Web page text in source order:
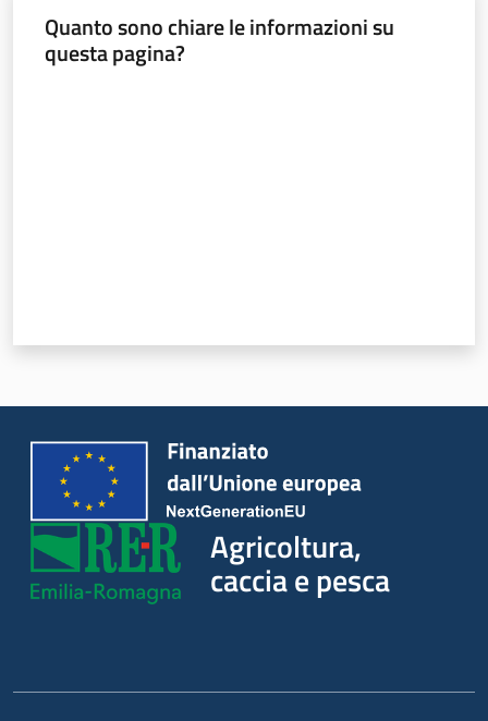
Export
Agricoltura,
Quanto sono chiare le informazioni su
questa pagina?
Agricoltura,
caccia e pesca